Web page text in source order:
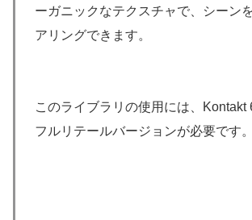
ーガニックなテクスチャで、シーン
アリングできます。
このライブラリの使用には、Kontakt
フルリテールバージョンが必要です。